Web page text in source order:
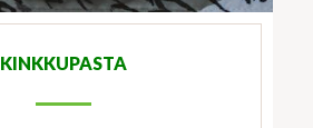
KINKKUPASTA